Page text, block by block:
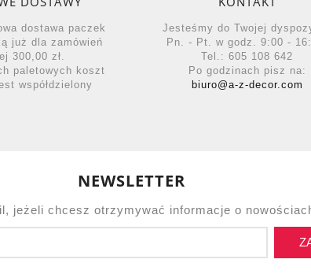
dostawa paczek
już dla zamówień
300,00 zł.
paletowych koszt
współdzielony
Jesteśmy do Twojej
Pn. - Pt. w godz. 9:00 -
Tel.: 605 108 642
Po godzinach pisz na:
biuro@a-z-decor.com
NEWSLETTER
jeżeli chcesz otrzymywać informacje o